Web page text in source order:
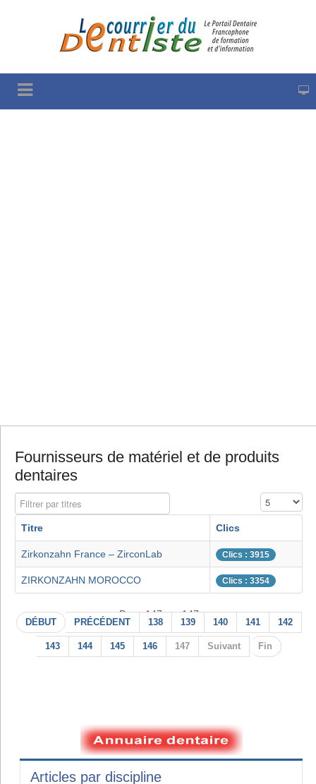
Fournisseurs de matériel et de produits
dentaires
Filtrer par titres Affichage #
Titre Clics
Zirkonzahn France – ZirconLab Clics : 3915
ZIRKONZAHN MOROCCO Clics : 3354
Page 147 sur 147
DÉBUT PRÉCÉDENT 138 139 140 141 142
143 144 145 146 147 Suivant Fin
Articles par discipline